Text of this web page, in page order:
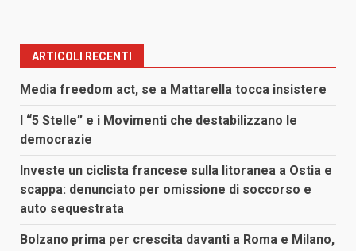
ARTICOLI RECENTI
Media freedom act, se a Mattarella tocca insistere
I “5 Stelle” e i Movimenti che destabilizzano le
democrazie
Investe un ciclista francese sulla litoranea a Ostia e
scappa: denunciato per omissione di soccorso e
auto sequestrata
Bolzano prima per crescita davanti a Roma e Milano,